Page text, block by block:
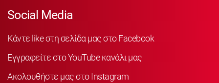
Social Media
Κάντε like στη σελίδα μας στο Facebook
Εγγραφείτε στο YouTube κανάλι μας
Ακολουθήστε μας στο Instagram